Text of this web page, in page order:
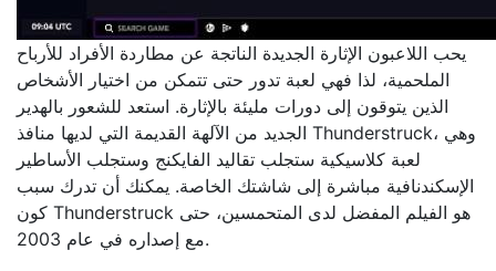
يحب اللاعبون الإثارة الجديدة الناتجة عن مطاردة الأفراد للأرباح
الملحمية، لذا فهي لعبة تدور حتى تتمكن من اختيار الأشخاص
الذين يتوقون إلى دورات مليئة بالإثارة. استعد للشعور بالهدير
الجديد من الآلهة القديمة التي لديها منافذ Thunderstruck، وهي
لعبة كلاسيكية ستجلب تقاليد الفايكنج وستجلب الأساطير
الإسكندنافية مباشرة إلى شاشتك الخاصة. يمكنك أن تدرك سبب
كون Thunderstruck هو الفيلم المفضل لدى المتحمسين، حتى
مع إصداره في عام 2003.